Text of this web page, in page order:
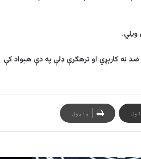
ويلي.
نه کارېږي او ترهګرې ډلې په دې هېواد کې
چاپول